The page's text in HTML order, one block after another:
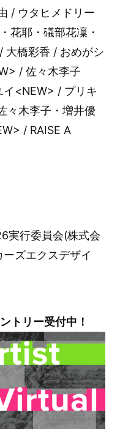
/ ウタヒメドリー
花耶・礒部花凜・
大橋彩香 / おめがシ
/ 佐々木李子
<NEW> / プリキ
々木李子・増井優
/ RAISE A
実行委員会(株式会
ズエクスデザイ
トリー受付中！